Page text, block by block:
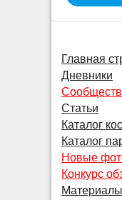
Главная
Дневники
Статьи
Каталог
Каталог
Новые
Конкурс